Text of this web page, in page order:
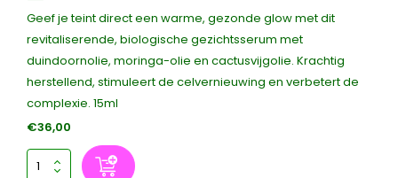
Geef je teint direct een warme, gezonde glow met dit
revitaliserende, biologische gezichtsserum met
duindoornolie, moringa-olie en cactusvijgolie. Krachtig
herstellend, stimuleert de celvernieuwing en verbetert de
complexie. 15ml
€36,00